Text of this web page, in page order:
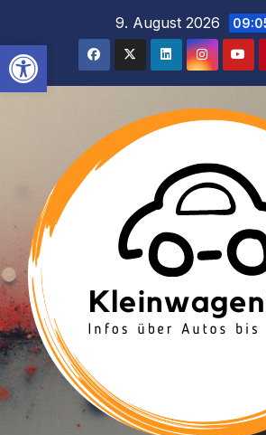
Werkzeugleiste
springen
9. August 2026